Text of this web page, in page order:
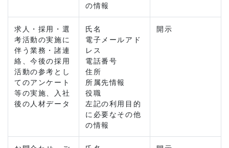
の情報
求人・採用・選
考活動の実施に
伴う業務・諸連
絡、今後の採用
活動の参考とし
てのアンケート
等の実施、入社
後の人材データ
氏名
電子メールアド
レス
電話番号
住所
所属先情報
役職
左記の利用目的
に必要なその他
の情報
開示